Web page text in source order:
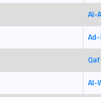
Al-
Qaf
Al-